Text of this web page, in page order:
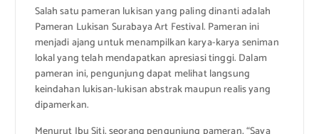
Salah satu pameran lukisan yang paling dinanti adalah
Pameran Lukisan Surabaya Art Festival. Pameran ini
menjadi ajang untuk menampilkan karya-karya seniman
lokal yang telah mendapatkan apresiasi tinggi. Dalam
pameran ini, pengunjung dapat melihat langsung
keindahan lukisan-lukisan abstrak maupun realis yang
dipamerkan.